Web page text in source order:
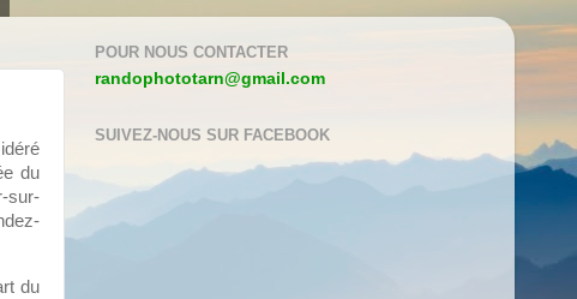
du
sur-
du
POUR NOUS CONTACTER
randophototarn@gmail.com
SUIVEZ-NOUS SUR FACEBOOK